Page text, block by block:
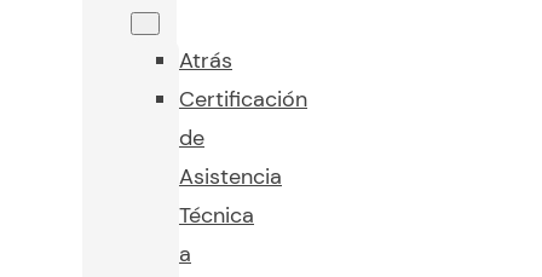
Atrás
Certificación
de
Asistencia
Técnica
a